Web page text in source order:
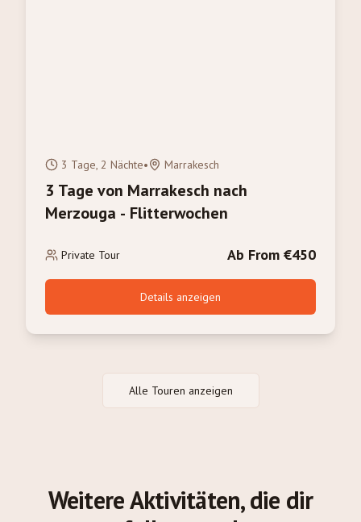
3 Tage, 2 Nächte• Marrakesch
3 Tage von Marrakesch nach
Merzouga - Flitterwochen
Private Tour Ab From €450
Details anzeigen
Alle Touren anzeigen
Weitere Aktivitäten, die dir